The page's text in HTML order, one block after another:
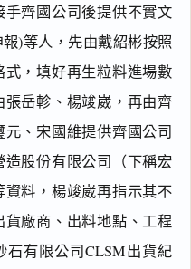
手齊國公司後提供不實文
)等人，先由戴紹彬按照
，填好再生粒料進場數
岳軫、楊竣崴，再由齊
、宋國維提供齊國公司
股份有限公司（下稱宏
料，楊竣崴再指示其不
廠商、出料地點、工程
石有限公司CLSM出貨紀